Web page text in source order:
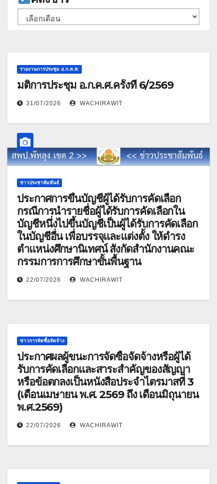
คลัง
รายงานการประชุม อ.ก.ค.ศ.
มติการประชุม อ.ก.ค.ศ.ครั้งที่ 6/2569
31/07/2026 WACHIRAWIT
ข่าวประชาสัมพันธ์
ประกาศการขึ้นบัญชีผู้ได้รับการคัดเลือก
กรณีการนำรายชื่อผู้ได้รับการคัดเลือกใน
บัญชีหนึ่งไปขึ้นบัญชีเป็นผู้ได้รับการคัดเลือก
ในบัญชีอื่น เพื่อบรรจุและแต่งตั้ง ให้ดำรง
ตำแหน่งศึกษานิเทศน์ สังกัดสำนักงานคณะ
กรรมการการศึกษาขั้นพื้นฐาน
22/07/2026 WACHIRAWIT
ข่าวการจัดซื้อจัดจ้าง
ประกาศผลผู้ขนะการจัดซื้อจัดจ้างหรือผู้ได้
รับการคัดเลือกและสาระสำคัญของสัญญา
หรือข้อตกลงเป็นหนังสือประจำไตรมาสที่ 3
(เดือนเมษายน พ.ศ. 2569 ถึง เดือนมิถุนายน
พ.ศ.2569)
22/07/2026 WACHIRAWIT